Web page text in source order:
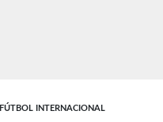
FÚTBOL INTERNACIONAL